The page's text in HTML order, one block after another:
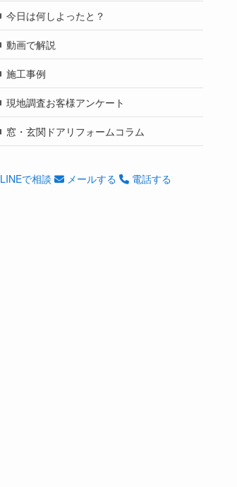
今日は何しよったと？
動画で解説
施工事例
現地調査お客様アンケート
窓・玄関ドアリフォームコラム
LINEで相談 メールする 電話する